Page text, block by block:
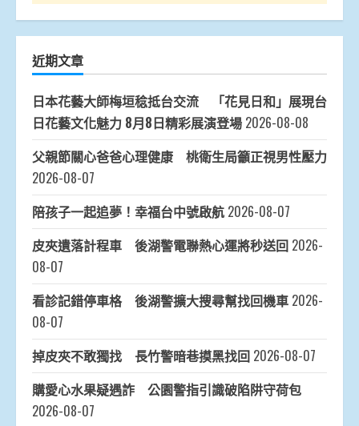
近期文章
日本花藝大師梅垣稔抵台交流 「花見日和」展現台
日花藝文化魅力 8月8日精彩展演登場 2026-08-08
父親節關心爸爸心理健康 桃衛生局籲正視男性壓力
2026-08-07
陪孩子一起追夢！幸福台中號啟航 2026-08-07
皮夾遺落計程車 後湖警電聯熱心運將秒送回 2026-
08-07
看診記錯停車格 後湖警擴大搜尋幫找回機車 2026-
08-07
掉皮夾不敢獨找 長竹警暗巷摸黑找回 2026-08-07
購愛心水果疑遇詐 公園警指引識破陷阱守荷包
2026-08-07